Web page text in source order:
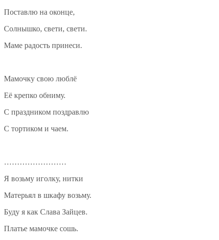
Поставлю на оконце,
Солнышко, свети, свети.
Маме радость принеси.
Мамочку свою люблё
Её крепко обниму.
С праздником поздравлю
С тортиком и чаем.
……………………
Я возьму иголку, нитки
Матерьял в шкафу возьму.
Буду я как Слава Зайцев.
Платье мамочке сошь.